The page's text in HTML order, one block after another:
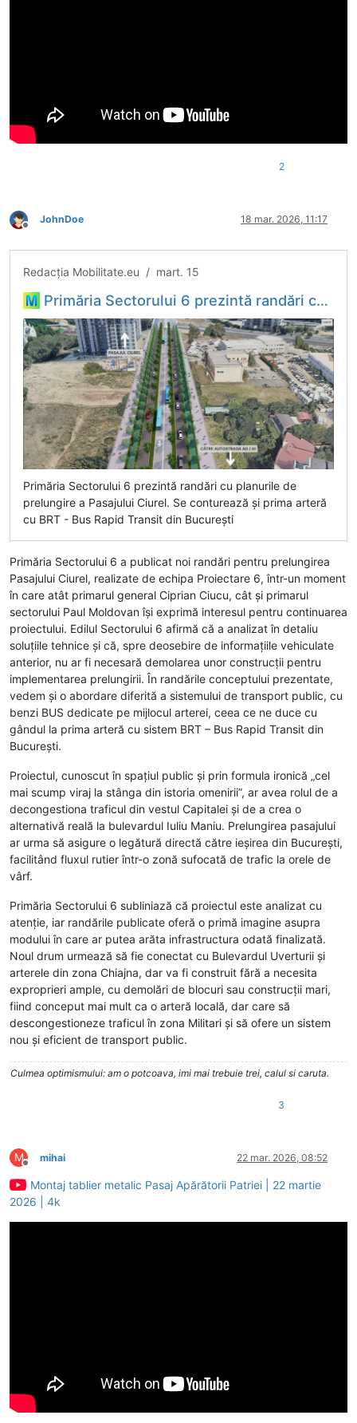
2
Deconectat
JohnDoe 18 mar. 2026, 11:17
Redacția Mobilitate.eu / mart. 15
Primăria Sectorului 6 prezintă randări cu planurile de prelungire a Pasajului Ciurel. Se conturează și prima arteră cu BRT - Bus Rapid Transit din București - Hubul tău de informații din domeniul...
Primăria Sectorului 6 prezintă randări cu planurile de
prelungire a Pasajului Ciurel. Se conturează și prima arteră
cu BRT - Bus Rapid Transit din București
Primăria Sectorului 6 a publicat noi randări pentru prelungirea
Pasajului Ciurel, realizate de echipa Proiectare 6, într-un moment
în care atât primarul general Ciprian Ciucu, cât și primarul
sectorului Paul Moldovan își exprimă interesul pentru continuarea
proiectului. Edilul Sectorului 6 afirmă că a analizat în detaliu
soluțiile tehnice și că, spre deosebire de informațiile vehiculate
anterior, nu ar fi necesară demolarea unor construcții pentru
implementarea prelungirii. În randările conceptului prezentate,
vedem și o abordare diferită a sistemului de transport public, cu
benzi BUS dedicate pe mijlocul arterei, ceea ce ne duce cu
gândul la prima arteră cu sistem BRT – Bus Rapid Transit din
București.
Proiectul, cunoscut în spațiul public și prin formula ironică „cel
mai scump viraj la stânga din istoria omenirii”, ar avea rolul de a
decongestiona traficul din vestul Capitalei și de a crea o
alternativă reală la bulevardul Iuliu Maniu. Prelungirea pasajului
ar urma să asigure o legătură directă către ieșirea din București,
facilitând fluxul rutier într-o zonă sufocată de trafic la orele de
vârf.
Primăria Sectorului 6 subliniază că proiectul este analizat cu
atenție, iar randările publicate oferă o primă imagine asupra
modului în care ar putea arăta infrastructura odată finalizată.
Noul drum urmează să fie conectat cu Bulevardul Uverturii și
arterele din zona Chiajna, dar va fi construit fără a necesita
exproprieri ample, cu demolări de blocuri sau construcții mari,
fiind conceput mai mult ca o arteră locală, dar care să
descongestioneze traficul în zona Militari și să ofere un sistem
nou și eficient de transport public.
Culmea optimismului: am o potcoava, imi mai trebuie trei, calul si caruta.
3
M
Deconectat
mihai 22 mar. 2026, 08:52
Montaj tablier metalic Pasaj Apărătorii Patriei | 22 martie
2026 | 4k